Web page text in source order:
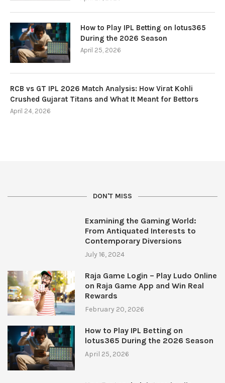
How to Play IPL Betting on lotus365
During the 2026 Season
April 25, 2026
RCB vs GT IPL 2026 Match Analysis: How Virat Kohli
Crushed Gujarat Titans and What It Meant for Bettors
April 24, 2026
DON'T MISS
Examining the Gaming World:
From Antiquated Interests to
Contemporary Diversions
July 16, 2024
Raja Game Login – Play Ludo Online
on Raja Game App and Win Real
Rewards
February 20, 2026
How to Play IPL Betting on
lotus365 During the 2026 Season
April 25, 2026